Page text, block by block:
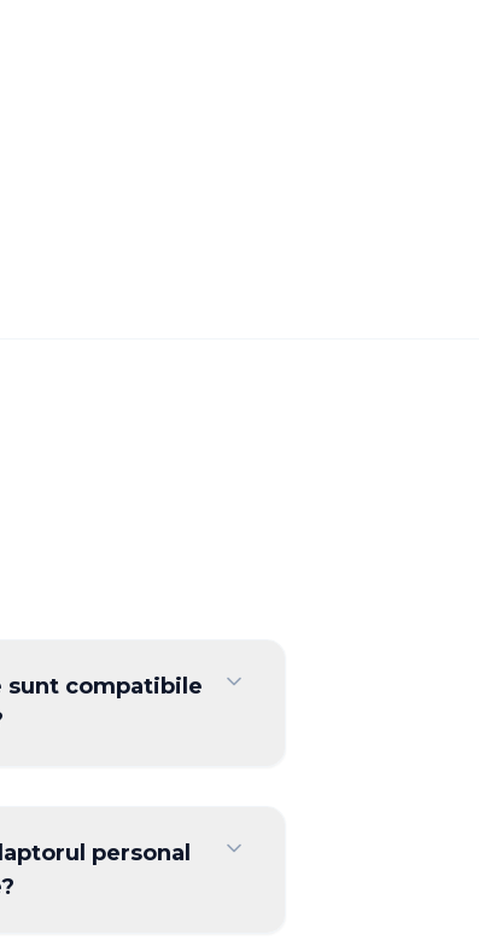
sunt compatibile
Claas, John Deere,
cadrul de conectare și
personal